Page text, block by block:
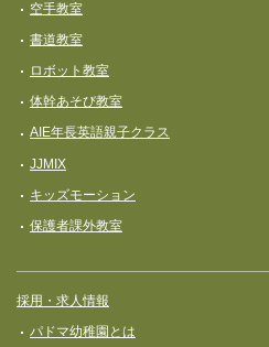
空手教室
書道教室
ロボット教室
体幹あそび教室
AIE年長英語親子クラス
JJMIX
キッズモーション
保護者課外教室
採用・求人情報
パドマ幼稚園とは